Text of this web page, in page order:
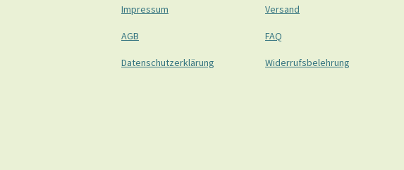
Impressum
AGB
Datenschutzerklärung
Versand
FAQ
Widerrufsbelehrung